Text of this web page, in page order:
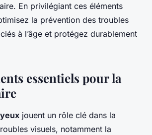
En privilégiant ces éléments
la prévention des troubles
à l’âge et protégez durablement
essentiels pour la
jouent un rôle clé dans la
visuels, notamment la